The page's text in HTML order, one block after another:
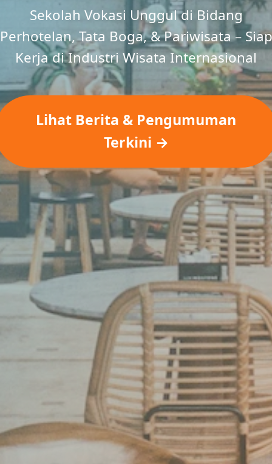
Sekolah Vokasi Unggul di Bidang
Perhotelan, Tata Boga, & Pariwisata – Siap
Kerja di Industri Wisata Internasional
Lihat Berita & Pengumuman
Terkini →